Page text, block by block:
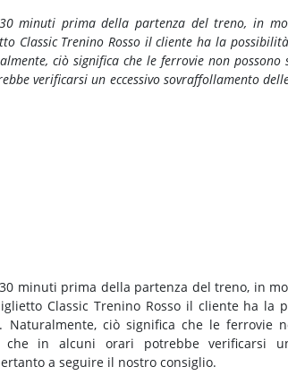
minuti prima della partenza del treno, in
Classic Trenino Rosso il cliente ha la
ciò significa che le ferrovie non possono
verificarsi un eccessivo sovraffollamento
minuti prima della partenza del treno, in
Classic Trenino Rosso il cliente ha la
ciò significa che le ferrovie
in alcuni orari potrebbe verificarsi
a seguire il nostro consiglio.